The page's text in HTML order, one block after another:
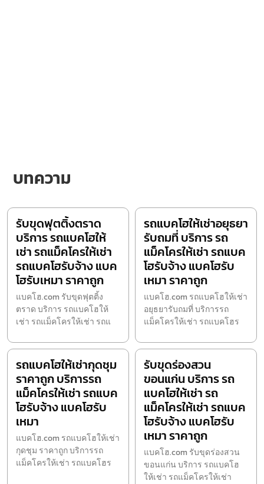
บทความ
รับขุดฟุตติ้งตราด
บริการ รถแบคโฮให้
เช่า รถแม็คโครให้เช่า
รถแบคโฮรับจ้าง แบค
โฮรับเหมา ราคาถูก
แบคโฮ.com รับขุดฟุตติ้ง
ตราด บริการ รถแบคโฮให้
เช่า รถแม็คโครให้เช่า รถแ
รถแบคโฮให้เช่าอยุธยา
รับถมที่ บริการ รถ
แม็คโครให้เช่า รถแบค
โฮรับจ้าง แบคโฮรับ
เหมา ราคาถูก
แบคโฮ.com รถแบคโฮให้เช่า
อยุธยารับถมที่ บริการรถ
แม็คโครให้เช่า รถแบคโฮร
รถแบคโฮให้เช่ากุดชุม
ราคาถูก บริการรถ
แม็คโครให้เช่า รถแบค
โฮรับจ้าง แบคโฮรับ
เหมา
แบคโฮ.com รถแบคโฮให้เช่า
กุดชุม ราคาถูก บริการรถ
แม็คโครให้เช่า รถแบคโฮร
รับขุดร่องสวน
ขอนแก่น บริการ รถ
แบคโฮให้เช่า รถ
แม็คโครให้เช่า รถแบค
โฮรับจ้าง แบคโฮรับ
เหมา ราคาถูก
แบคโฮ.com รับขุดร่องสวน
ขอนแก่น บริการ รถแบคโฮ
ให้เช่า รถแม็คโครให้เช่า